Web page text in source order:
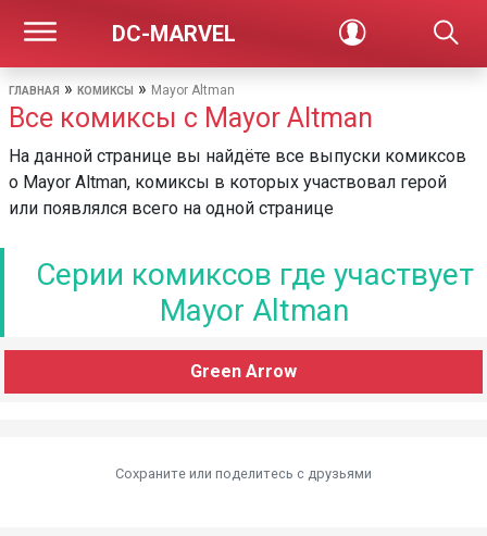
DC-MARVEL
ГЛАВНАЯ » КОМИКСЫ » Mayor Altman
Все комиксы с Mayor Altman
На данной странице вы найдёте все выпуски комиксов
о Mayor Altman, комиксы в которых участвовал герой
или появлялся всего на одной странице
Серии комиксов где участвует
Mayor Altman
Green Arrow
Сохраните или поделитесь c друзьями